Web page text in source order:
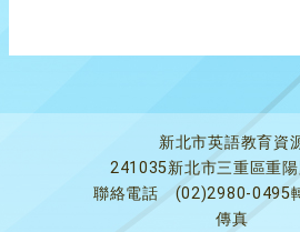
新北市英語教育資
241035新北市三重區重
聯絡電話
(02)2980-0495
傳真